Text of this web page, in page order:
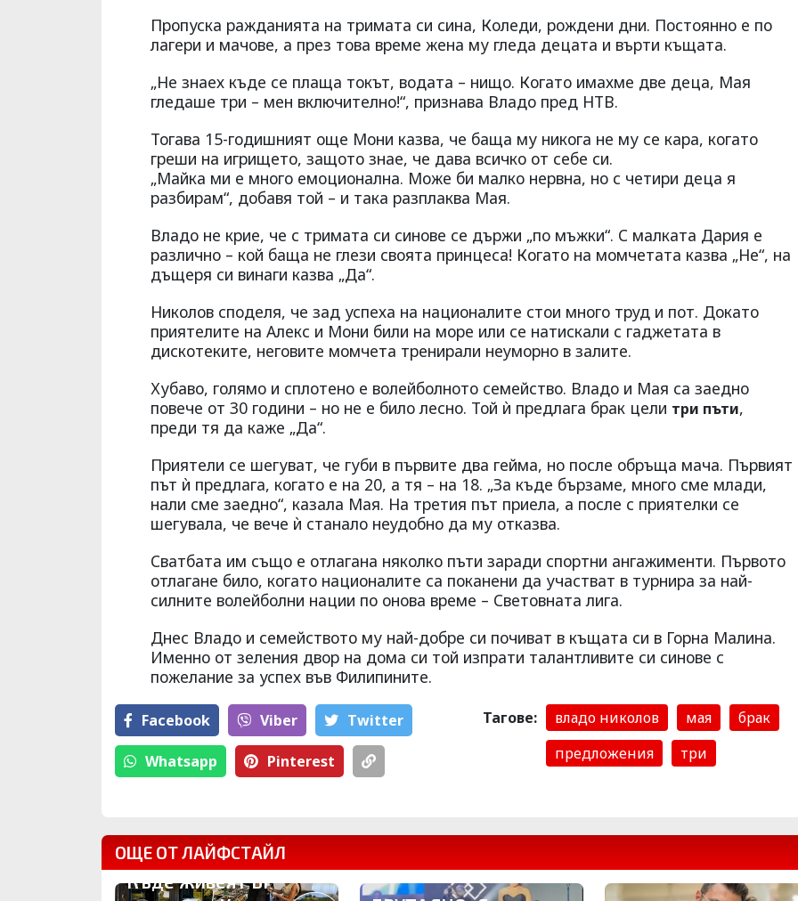
Пропуска ражданията на тримата си сина, Коледи, рождени дни. Постоянно е по
лагери и мачове, а през това време жена му гледа децата и върти къщата.
„Не знаех къде се плаща токът, водата – нищо. Когато имахме две деца, Мая
гледаше три – мен включително!“, признава Владо пред НТВ.
Тогава 15-годишният още Мони казва, че баща му никога не му се кара, когато
греши на игрището, защото знае, че дава всичко от себе си.
„Майка ми е много емоционална. Може би малко нервна, но с четири деца я
разбирам“, добавя той – и така разплаква Мая.
Владо не крие, че с тримата си синове се държи „по мъжки“. С малката Дария е
различно – кой баща не глези своята принцеса! Когато на момчетата казва „Не“, на
дъщеря си винаги казва „Да“.
Николов споделя, че зад успеха на националите стои много труд и пот. Докато
приятелите на Алекс и Мони били на море или се натискали с гаджетата в
дискотеките, неговите момчета тренирали неуморно в залите.
Хубаво, голямо и сплотено е волейболното семейство. Владо и Мая са заедно
повече от 30 години – но не е било лесно. Той ѝ предлага брак цели три пъти,
преди тя да каже „Да“.
Приятели се шегуват, че губи в първите два гейма, но после обръща мача. Първият
път ѝ предлага, когато е на 20, а тя – на 18. „За къде бързаме, много сме млади,
нали сме заедно“, казала Мая. На третия път приела, а после с приятелки се
шегувала, че вече ѝ станало неудобно да му отказва.
Сватбата им също е отлагана няколко пъти заради спортни ангажименти. Първото
отлагане било, когато националите са поканени да участват в турнира за най-
силните волейболни нации по онова време – Световната лига.
Днес Владо и семейството му най-добре си почиват в къщата си в Горна Малина.
Именно от зеления двор на дома си той изпрати талантливите си синове с
пожелание за успех във Филипините.
Facebook Viber Тwitter
Whatsapp Pinterest
Тагове: владо николов мая
брак
предложения
три
ОЩЕ ОТ ЛАЙФСТАЙЛ
Къде живеят БГ